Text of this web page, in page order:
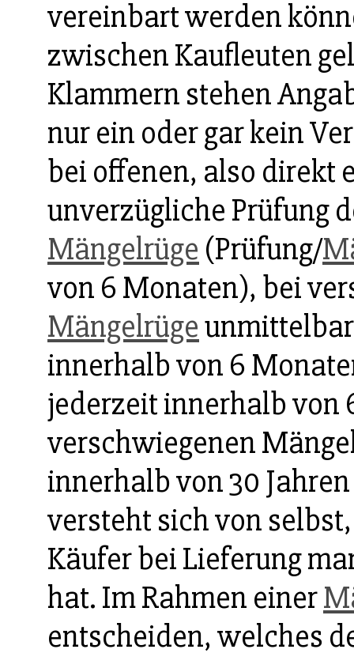
vereinbart werden
zwischen Kaufleuten
Klammern stehen
nur ein oder gar kein
bei offenen, also direkt
unverzügliche Prüfung
Mängelrüge (Prüfung/
von 6 Monaten), bei
Mängelrüge
innerhalb von 6
jederzeit innerhalb von
verschwiegenen
innerhalb von 30
versteht sich von
Käufer bei Lieferung
hat. Im Rahmen einer
entscheiden, welches